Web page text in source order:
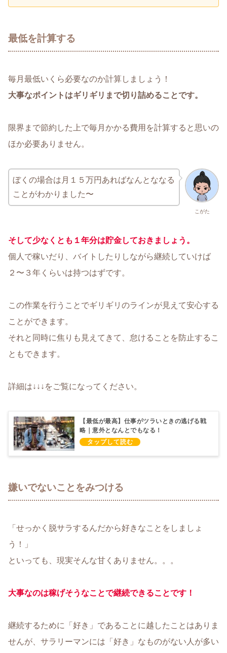
最低を計算する
毎月最低いくら必要なのか計算しましょう！
大事なポイントはギリギリまで切り詰めることです。
限界まで節約した上で毎月かかる費用を計算すると思いの
ほか必要ありません。
こがた
ぼくの場合は月１５万円あればなんとななる
ことがわかりました〜
そして少なくとも１年分は貯金しておきましょう。
個人で稼いだり、バイトしたりしながら継続していけば
２〜３年くらいは持つはずです。
この作業を行うことでギリギリのラインが見えて安心する
ことができます。
それと同時に焦りも見えてきて、怠けることを防止するこ
ともできます。
詳細は↓↓↓をご覧になってください。
【最低が最高】仕事がツラいときの逃げる戦
略｜意外となんとでもなる！
嫌いでないことをみつける
「せっかく脱サラするんだから好きなことをしましょ
う！」
といっても、現実そんな甘くありません。。。
大事なのは稼げそうなことで継続できることです！
継続するために「好き」であることに越したことはありま
せんが、サラリーマンには「好き」なものがない人が多い